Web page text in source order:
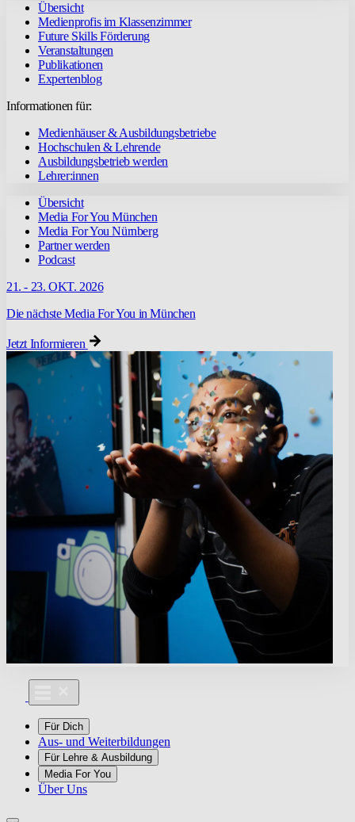
Übersicht
Medienprofis im Klassenzimmer
Future Skills Förderung
Veranstaltungen
Publikationen
Expertenblog
Informationen für:
Medienhäuser & Ausbildungsbetriebe
Hochschulen & Lehrende
Ausbildungsbetrieb werden
Lehrer:innen
Übersicht
Media For You München
Media For You Nürnberg
Partner werden
Podcast
21. - 23. OKT. 2026
Die nächste Media For You in München
Jetzt Informieren
Für Dich
Aus- und Weiterbildungen
Für Lehre & Ausbildung
Media For You
Über Uns